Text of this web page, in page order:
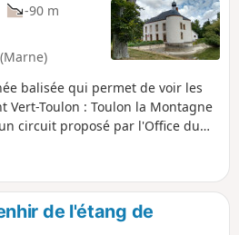
-90 m
balisée qui permet de voir les
Vert-Toulon : Toulon la Montagne
circuit proposé par l'Office du
et bois. Passage à côté du
et de puits de pétrole. Très
point de vue de Toulon-la-
sept clochers.
de l'étang de